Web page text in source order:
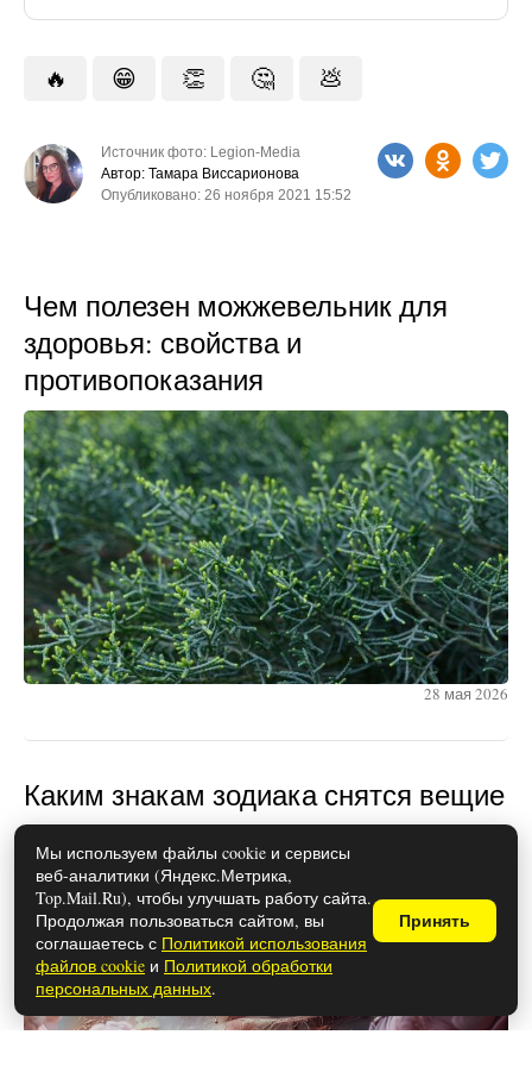
🔥 😁 👏 🤔 💩
Источник фото: Legion-Media
Автор: Тамара Виссарионова
Опубликовано: 26 ноября 2021 15:52
Чем полезен можжевельник для
здоровья: свойства и
противопоказания
28 мая 2026
Каким знакам зодиака снятся вещие
сны
Мы используем файлы cookie и сервисы
веб-аналитики (Яндекс.Метрика,
Top.Mail.Ru), чтобы улучшать работу сайта.
Продолжая пользоваться сайтом, вы
соглашаетесь с Политикой использования
файлов cookie и Политикой обработки
персональных данных.
Принять